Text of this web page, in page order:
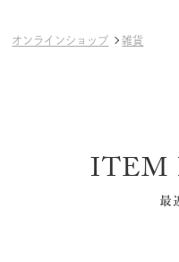
オンラインショップ 雑貨
ITEM
最